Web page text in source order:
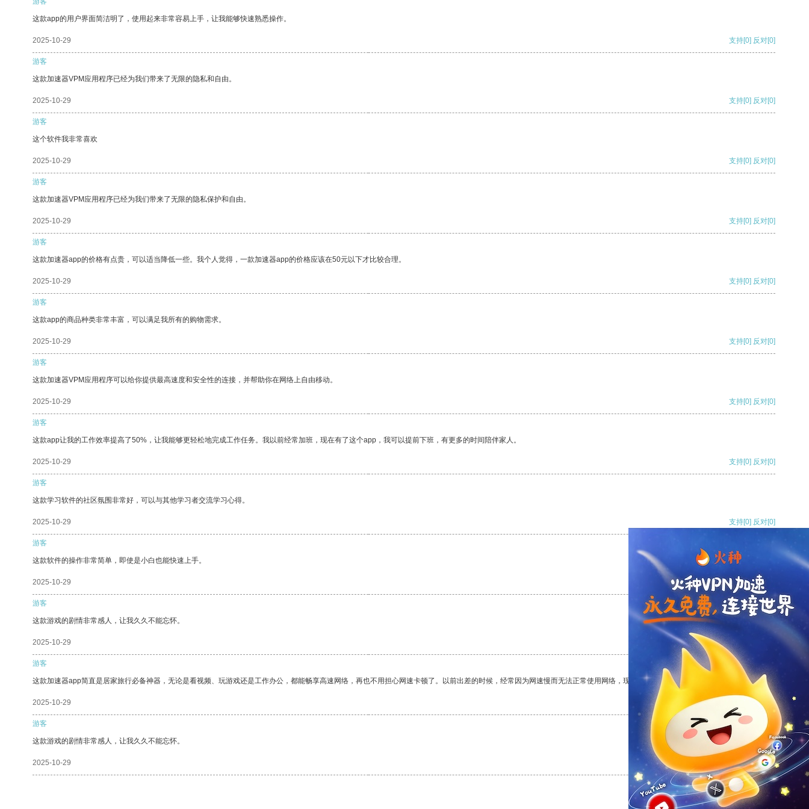
这款app的用户界面简洁明了，使用起来非常容易上手，让我能够快速熟悉操作。
2025-10-29 支持[0] 反对[0]
游客
这款加速器VPM应用程序已经为我们带来了无限的隐私和自由。
2025-10-29 支持[0] 反对[0]
游客
这个软件我非常喜欢
2025-10-29 支持[0] 反对[0]
游客
这款加速器VPM应用程序已经为我们带来了无限的隐私保护和自由。
2025-10-29 支持[0] 反对[0]
游客
这款加速器app的价格有点贵，可以适当降低一些。我个人觉得，一款加速器app的价格应该在50元以下才比较合理。
2025-10-29 支持[0] 反对[0]
游客
这款app的商品种类非常丰富，可以满足我所有的购物需求。
2025-10-29 支持[0] 反对[0]
游客
这款加速器VPM应用程序可以给你提供最高速度和安全性的连接，并帮助你在网络上自由移动。
2025-10-29 支持[0] 反对[0]
游客
这款app让我的工作效率提高了50%，让我能够更轻松地完成工作任务。我以前经常加班，现在有了这个app，我可以提前下班，有更多的时间陪伴家人。
2025-10-29 支持[0] 反对[0]
游客
这款学习软件的社区氛围非常好，可以与其他学习者交流学习心得。
2025-10-29 支持[0] 反对[0]
游客
这款软件的操作非常简单，即使是小白也能快速上手。
2025-10-29 支持[0] 反对
游客
这款游戏的剧情非常感人，让我久久不能忘怀。
2025-10-29 支持
游客
这款加速器app简直是居家旅行必备神器，无论是看视频、玩游戏还是工作办公，都能畅享高速网络，再也不用担心网速卡顿了。以前出差的时候，经常因为网速慢而无法正常使用网络，现在有了这个app，我再也不用担心了。
2025-10-29 反对 [0]
游客
这款游戏的剧情非常感人，让我久久不能忘怀。
2025-10-29 支持[0] 反对[0]